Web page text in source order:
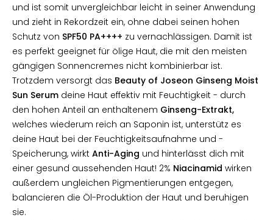
und ist somit unvergleichbar leicht in seiner Anwendung
und zieht in Rekordzeit ein, ohne dabei seinen hohen
Schutz von SPF50 PA++++ zu vernachlässigen. Damit ist
es perfekt geeignet für ölige Haut, die mit den meisten
gängigen Sonnencremes nicht kombinierbar ist.
Trotzdem versorgt das Beauty of Joseon Ginseng Moist
Sun Serum deine Haut effektiv mit Feuchtigkeit - durch
den hohen Anteil an enthaltenem Ginseng-Extrakt,
welches wiederum reich an Saponin ist, unterstütz es
deine Haut bei der Feuchtigkeitsaufnahme und -
Speicherung, wirkt Anti-Aging und hinterlässt dich mit
einer gesund aussehenden Haut! 2% Niacinamid wirken
außerdem ungleichen Pigmentierungen entgegen,
balancieren die Öl-Produktion der Haut und beruhigen
sie.